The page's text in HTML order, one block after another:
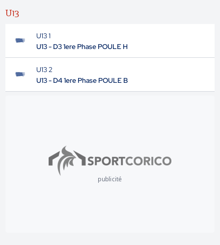
U13
U13 1
U13 - D3 1ere Phase POULE H
U13 2
U13 - D4 1ere Phase POULE B
publicité